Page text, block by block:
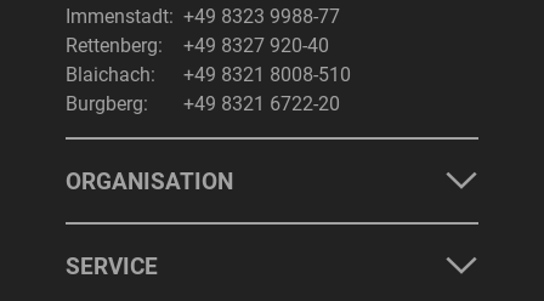
Immenstadt: +49 8323 9988-77
Rettenberg:
+49 8327 920-40
Blaichach:
+49 8321 8008-510
Burgberg:
+49 8321 6722-20
ORGANISATION
SERVICE